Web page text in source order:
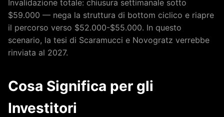
Invalidazione totale: chiusura settimanale sotto
$59.000 — nega la struttura di bottom ciclico e riapre
il percorso verso $52.000-$55.000. In questo
scenario, la tesi di Scaramucci e Novogratz verrebbe
rinviata al 2027.
Cosa Significa per gli
Investitori